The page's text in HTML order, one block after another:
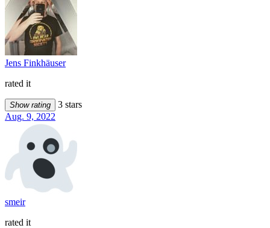
Jens Finkhäuser
rated it
Show rating
3 stars
Aug. 9, 2022
smeir
rated it